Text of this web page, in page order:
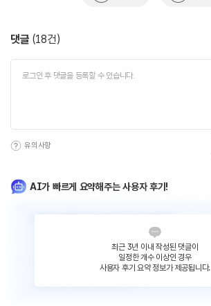
댓글 (18건)
유의사항
AI가 빠르게 요약해주는 사용자 후기!
최근 3년 이내 작성된 댓글이
일정한 개수 이상인 경우
사용자 후기 요약 정보가 제공됩니다.